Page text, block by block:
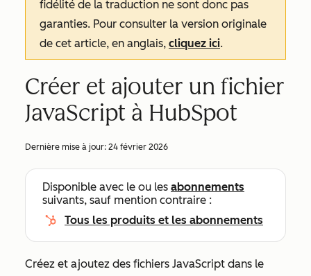
fidélité de la traduction ne sont donc pas
garanties. Pour consulter la version originale
de cet article, en anglais, cliquez ici.
Créer et ajouter un fichier
JavaScript à HubSpot
Dernière mise à jour: 24 février 2026
Disponible avec le ou les abonnements
suivants, sauf mention contraire :
Tous les produits et les abonnements
Créez et ajoutez des fichiers JavaScript dans le